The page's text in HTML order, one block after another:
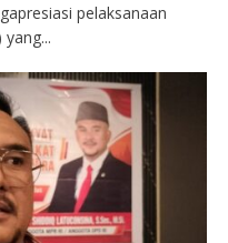
pelaksanaan